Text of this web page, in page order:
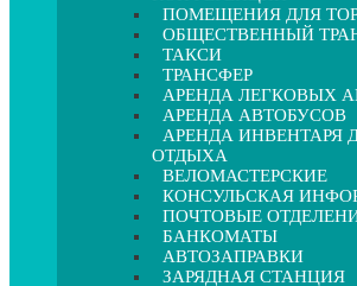
ПОМЕЩЕНИЯ ДЛЯ
ОБЩЕСТВЕННЫЙ
ТАКСИ
ТРАНСФЕР
АРЕНДА ЛЕГКОВЫХ
АРЕНДА АВТОБУСОВ
АРЕНДА ИНВЕНТАРЯ
ОТДЫХА
ВЕЛОМАСТЕРСКИЕ
КОНСУЛЬСКАЯ
ПОЧТОВЫЕ
БАНКОМАТЫ
АВТОЗАПРАВКИ
ЗАРЯДНАЯ СТАНЦИЯ